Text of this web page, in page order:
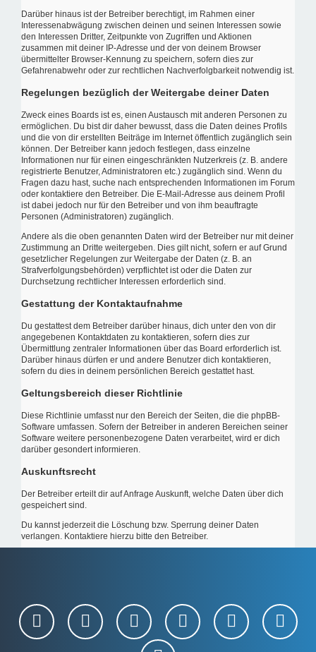
Darüber hinaus ist der Betreiber berechtigt, im Rahmen einer
Interessenabwägung zwischen deinen und seinen Interessen sowie
den Interessen Dritter, Zeitpunkte von Zugriffen und Aktionen
zusammen mit deiner IP-Adresse und der von deinem Browser
übermittelter Browser-Kennung zu speichern, sofern dies zur
Gefahrenabwehr oder zur rechtlichen Nachverfolgbarkeit notwendig ist.
Regelungen bezüglich der Weitergabe deiner Daten
Zweck eines Boards ist es, einen Austausch mit anderen Personen zu
ermöglichen. Du bist dir daher bewusst, dass die Daten deines Profils
und die von dir erstellten Beiträge im Internet öffentlich zugänglich sein
können. Der Betreiber kann jedoch festlegen, dass einzelne
Informationen nur für einen eingeschränkten Nutzerkreis (z. B. andere
registrierte Benutzer, Administratoren etc.) zugänglich sind. Wenn du
Fragen dazu hast, suche nach entsprechenden Informationen im Forum
oder kontaktiere den Betreiber. Die E-Mail-Adresse aus deinem Profil
ist dabei jedoch nur für den Betreiber und von ihm beauftragte
Personen (Administratoren) zugänglich.
Andere als die oben genannten Daten wird der Betreiber nur mit deiner
Zustimmung an Dritte weitergeben. Dies gilt nicht, sofern er auf Grund
gesetzlicher Regelungen zur Weitergabe der Daten (z. B. an
Strafverfolgungsbehörden) verpflichtet ist oder die Daten zur
Durchsetzung rechtlicher Interessen erforderlich sind.
Gestattung der Kontaktaufnahme
Du gestattest dem Betreiber darüber hinaus, dich unter den von dir
angegebenen Kontaktdaten zu kontaktieren, sofern dies zur
Übermittlung zentraler Informationen über das Board erforderlich ist.
Darüber hinaus dürfen er und andere Benutzer dich kontaktieren,
sofern du dies in deinem persönlichen Bereich gestattet hast.
Geltungsbereich dieser Richtlinie
Diese Richtlinie umfasst nur den Bereich der Seiten, die die phpBB-
Software umfassen. Sofern der Betreiber in anderen Bereichen seiner
Software weitere personenbezogene Daten verarbeitet, wird er dich
darüber gesondert informieren.
Auskunftsrecht
Der Betreiber erteilt dir auf Anfrage Auskunft, welche Daten über dich
gespeichert sind.
Du kannst jederzeit die Löschung bzw. Sperrung deiner Daten
verlangen. Kontaktiere hierzu bitte den Betreiber.